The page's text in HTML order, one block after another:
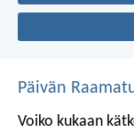
Päivän
Voiko kukaan